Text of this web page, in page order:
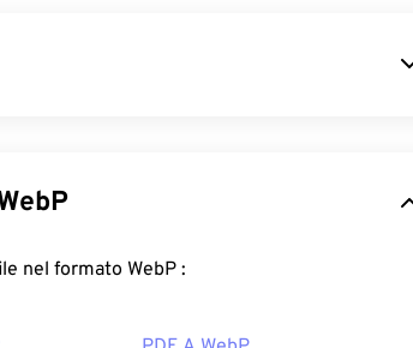
(PNG)
web e applicazioni mobili.
altri file nel formato WebP
FreeConvert.com può convertire gli altri tuoi file nel formato WebP :